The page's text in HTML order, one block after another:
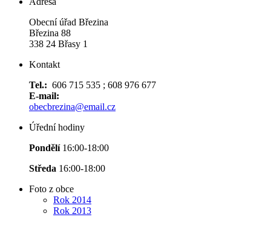
Obecní úřad Březina
Březina 88
338 24 Břasy 1
Kontakt
Tel.: 606 715 535 ; 608 976 677
E-mail:
obecbrezina@email.cz
Úřední hodiny
Pondělí 16:00-18:00
Středa 16:00-18:00
Foto z obce
Rok 2014
Rok 2013